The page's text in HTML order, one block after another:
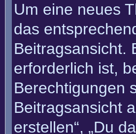
Um eine neues
das
Beitragsansicht.
erforderlich ist,
Berechtigungen
Beitragsansicht
erstellen“, „Du